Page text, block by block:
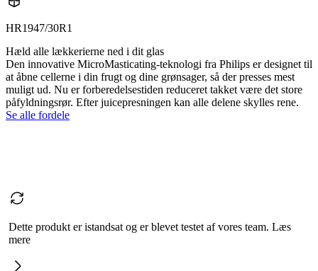
HR1947/30R1
Hæld alle lækkerierne ned i dit glas
Den innovative MicroMasticating-teknologi fra Philips er designet til
at åbne cellerne i din frugt og dine grønsager, så der presses mest
muligt ud. Nu er forberedelsestiden reduceret takket være det store
påfyldningsrør. Efter juicepresningen kan alle delene skylles rene.
Se alle fordele
Dette produkt er istandsat og er blevet testet af vores team. Læs
mere